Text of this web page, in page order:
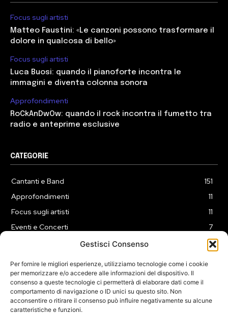
Gestisci Consenso
Per fornire le migliori esperienze, utilizziamo tecnologie come i cookie
per memorizzare e/o accedere alle informazioni del dispositivo. Il
consenso a queste tecnologie ci permetterà di elaborare dati come il
comportamento di navigazione o ID unici su questo sito. Non
acconsentire o ritirare il consenso può influire negativamente su alcune
caratteristiche e funzioni.
Focus sugli artisti
Matteo Faustini: «Le canzoni possono trasformare il
dolore in qualcosa di bello»
Focus sugli artisti
Luca Buosi: quando il pianoforte incontra le
immagini e diventa colonna sonora
Approfondimenti
RoCkAnDwOw: quando il rock incontra il fumetto tra
radio e anteprime esclusive
CATEGORIE
Cantanti e Band
151
Approfondimenti
11
Focus sugli artisti
11
Eventi e Concerti
7
3
COOKIE POLICY (UE)